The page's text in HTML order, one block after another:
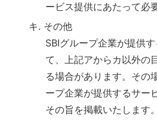
ービス提供にあたって必
キ. その他
SBIグループ企業が提供
て、上記アからカ以外の
る場合があります。その
ープ企業が提供するサー
その旨を掲載いたします。